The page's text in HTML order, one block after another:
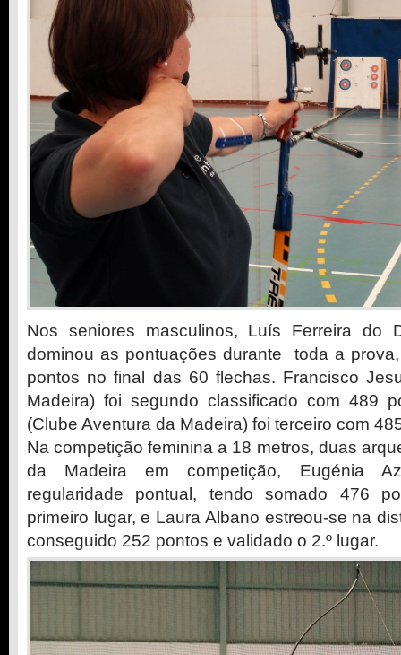
Nos seniores masculinos, Luís Ferreira do
dominou as pontuações durante toda a
pontos no final das 60 flechas. Francisco
Madeira) foi segundo classificado com 489
(Clube Aventura da Madeira) foi terceiro com
Na competição feminina a 18 metros, duas
da Madeira em competição, Eugénia
regularidade pontual, tendo somado 476
primeiro lugar, e Laura Albano estreou-se na
conseguido 252 pontos e validado o 2.º lugar.